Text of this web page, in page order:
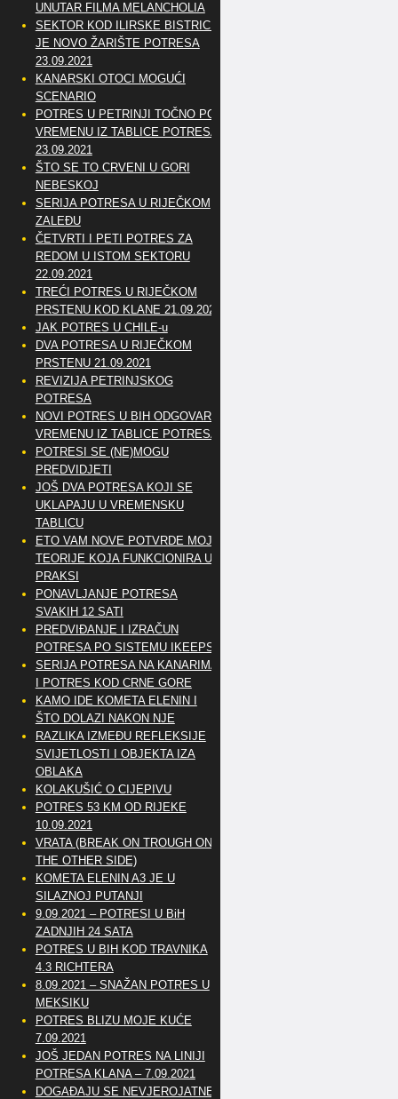
UNUTAR FILMA MELANCHOLIA
SEKTOR KOD ILIRSKE BISTRICE
JE NOVO ŽARIŠTE POTRESA
23.09.2021
KANARSKI OTOCI MOGUĆI
SCENARIO
POTRES U PETRINJI TOČNO PO
VREMENU IZ TABLICE POTRESA
23.09.2021
ŠTO SE TO CRVENI U GORI
NEBESKOJ
SERIJA POTRESA U RIJEČKOM
ZALEĐU
ČETVRTI I PETI POTRES ZA
REDOM U ISTOM SEKTORU
22.09.2021
TREĆI POTRES U RIJEČKOM
PRSTENU KOD KLANE 21.09.2021
JAK POTRES U CHILE-u
DVA POTRESA U RIJEČKOM
PRSTENU 21.09.2021
REVIZIJA PETRINJSKOG
POTRESA
NOVI POTRES U BIH ODGOVARA
VREMENU IZ TABLICE POTRESA
POTRESI SE (NE)MOGU
PREDVIDJETI
JOŠ DVA POTRESA KOJI SE
UKLAPAJU U VREMENSKU
TABLICU
ETO VAM NOVE POTVRDE MOJE
TEORIJE KOJA FUNKCIONIRA U
PRAKSI
PONAVLJANJE POTRESA
SVAKIH 12 SATI
PREDVIĐANJE I IZRAČUN
POTRESA PO SISTEMU IKEEPS
SERIJA POTRESA NA KANARIMA
I POTRES KOD CRNE GORE
KAMO IDE KOMETA ELENIN I
ŠTO DOLAZI NAKON NJE
RAZLIKA IZMEĐU REFLEKSIJE
SVIJETLOSTI I OBJEKTA IZA
OBLAKA
KOLAKUŠIĆ O CIJEPIVU
POTRES 53 KM OD RIJEKE
10.09.2021
VRATA (BREAK ON TROUGH ON
THE OTHER SIDE)
KOMETA ELENIN A3 JE U
SILAZNOJ PUTANJI
9.09.2021 – POTRESI U BiH
ZADNJIH 24 SATA
POTRES U BIH KOD TRAVNIKA
4.3 RICHTERA
8.09.2021 – SNAŽAN POTRES U
MEKSIKU
POTRES BLIZU MOJE KUĆE
7.09.2021
JOŠ JEDAN POTRES NA LINIJI
POTRESA KLANA – 7.09.2021
DOGAĐAJU SE NEVJEROJATNE